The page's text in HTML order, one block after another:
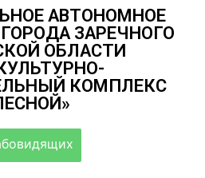
АВТОНОМНОЕ
ЗАРЕЧНОГО
ОБЛАСТИ
КОМПЛЕКС